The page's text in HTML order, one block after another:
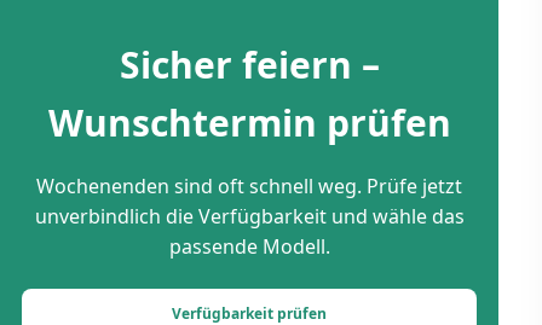
Sicher feiern –
Wunschtermin prüfen
Wochenenden sind oft schnell weg. Prüfe jetzt
unverbindlich die Verfügbarkeit und wähle das
passende Modell.
Verfügbarkeit prüfen